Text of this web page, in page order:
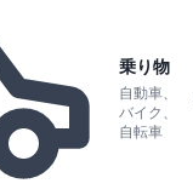
乗り物
自動車、
バイク、
自転車